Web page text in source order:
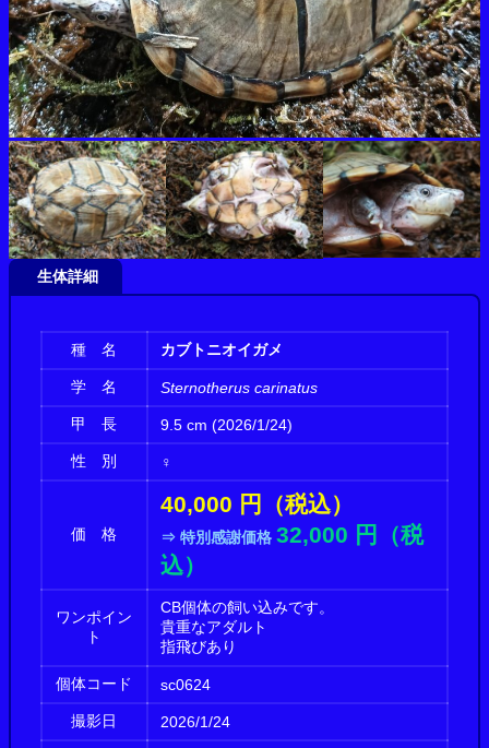
生体詳細
種 名 カブトニオイガメ
学 名 Sternotherus carinatus
甲 長 9.5 cm (2026/1/24)
性 別 ♀
価 格
40,000 円（税込）
⇒ 特別感謝価格 32,000 円（税
込）
ワンポイン
ト
CB個体の飼い込みです。
貴重なアダルト
指飛びあり
個体コード sc0624
撮影日 2026/1/24